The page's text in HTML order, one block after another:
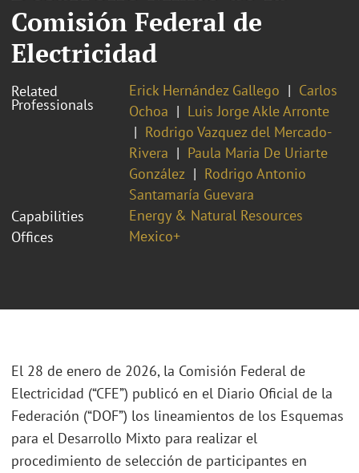
Comisión Federal de
Electricidad
Related
Professionals
Erick Hernández Gallego
Carlos
Ochoa
Luis Jorge Akle Arronte
Rodrigo Vazquez del Mercado-
Rivera
Paula Maria De Uriarte
González
Rodrigo Antonio
Santamaría Guevara
Capabilities
Energy & Natural Resources
Offices
Mexico+
El 28 de enero de 2026, la Comisión Federal de
Electricidad (“CFE”) publicó en el Diario Oficial de la
Federación (“DOF”) los lineamientos de los Esquemas
para el Desarrollo Mixto para realizar el
procedimiento de selección de participantes en